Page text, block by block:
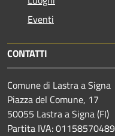
Eventi
CONTATTI
Comune di Lastra a Signa
Piazza del Comune, 17
50055 Lastra a Signa (FI)
Partita IVA: 01158570489